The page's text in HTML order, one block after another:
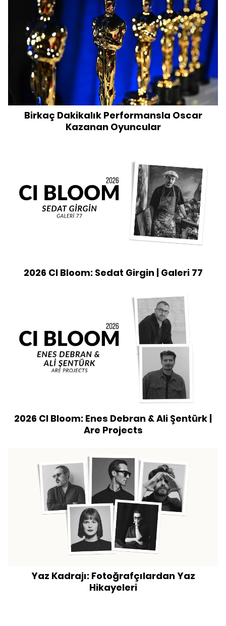
Birkaç Dakikalık Performansla Oscar
Kazanan Oyuncular
2026 CI Bloom: Sedat Girgin | Galeri 77
2026 CI Bloom: Enes Debran & Ali Şentürk |
Are Projects
Yaz Kadrajı: Fotoğrafçılardan Yaz
Hikayeleri